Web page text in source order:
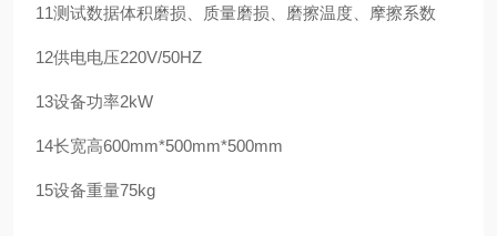
11测试数据体积磨损、质量磨损、磨擦温度、摩擦系数
12供电电压220V/50HZ
13设备功率2kW
14长宽高600mm*500mm*500mm
15设备重量75kg